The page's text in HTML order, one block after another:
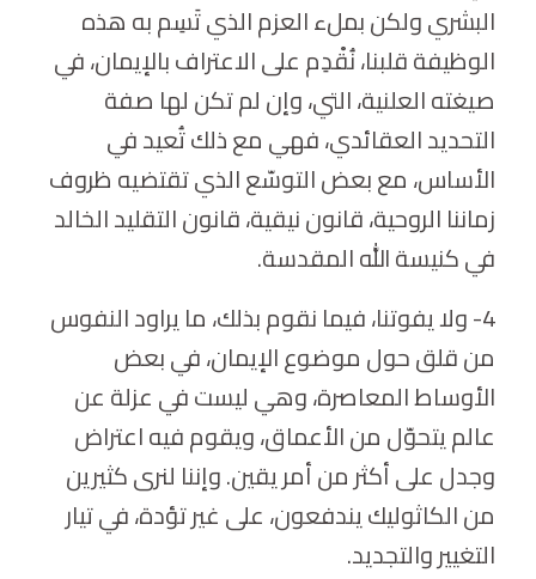
البشري ولكن بملء العزم الذي تَسِم به هذه
الوظيفة قلبنا، نُقْدِم على الاعتراف بالإيمان، في
صيغته العلنية، التي، وإن لم تكن لها صفة
التحديد العقائدي، فهي مع ذلك تُعيد في
الأساس، مع بعض التوسّع الذي تقتضيه ظروف
زماننا الروحية، قانون نيقية، قانون التقليد الخالد
في كنيسة الله المقدسة.
4- ولا يفوتنا، فيما نقوم بذلك، ما يراود النفوس
من قلق حول موضوع الإيمان، في بعض
الأوساط المعاصرة، وهي ليست في عزلة عن
عالم يتحوّل من الأعماق، ويقوم فيه اعتراض
وجدل على أكثر من أمر يقين. وإننا لنرى كثيرين
من الكاثوليك يندفعون، على غير تؤدة، في تيار
التغيير والتجديد.